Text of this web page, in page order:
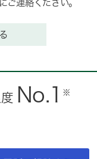
ご連絡ください。
No.1 ※